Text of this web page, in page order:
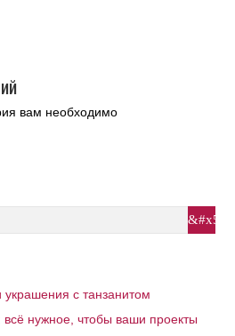
вам необходимо
с танзанитом
нужное, чтобы ваши проекты